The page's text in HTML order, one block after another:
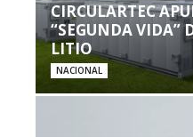
CIRCULARTEC
“SEGUNDA VIDA”
LITIO
NACIONAL